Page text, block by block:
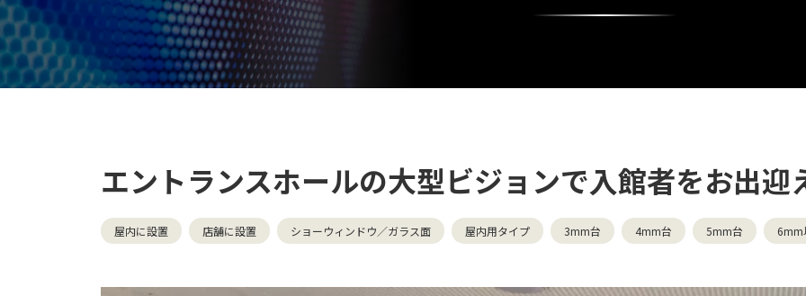
エントランスホールの大型ビジョンで入館者をお出迎
屋内に設置 店舗に設置 ショーウィンドウ／ガラス面 屋内用タイプ 3mm台 4mm台 5mm台 6mm